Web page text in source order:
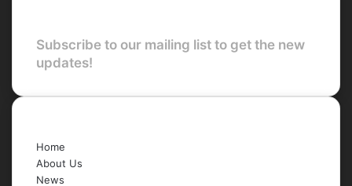
Subscribe to our mailing list to get the new
updates!
Home
About Us
News